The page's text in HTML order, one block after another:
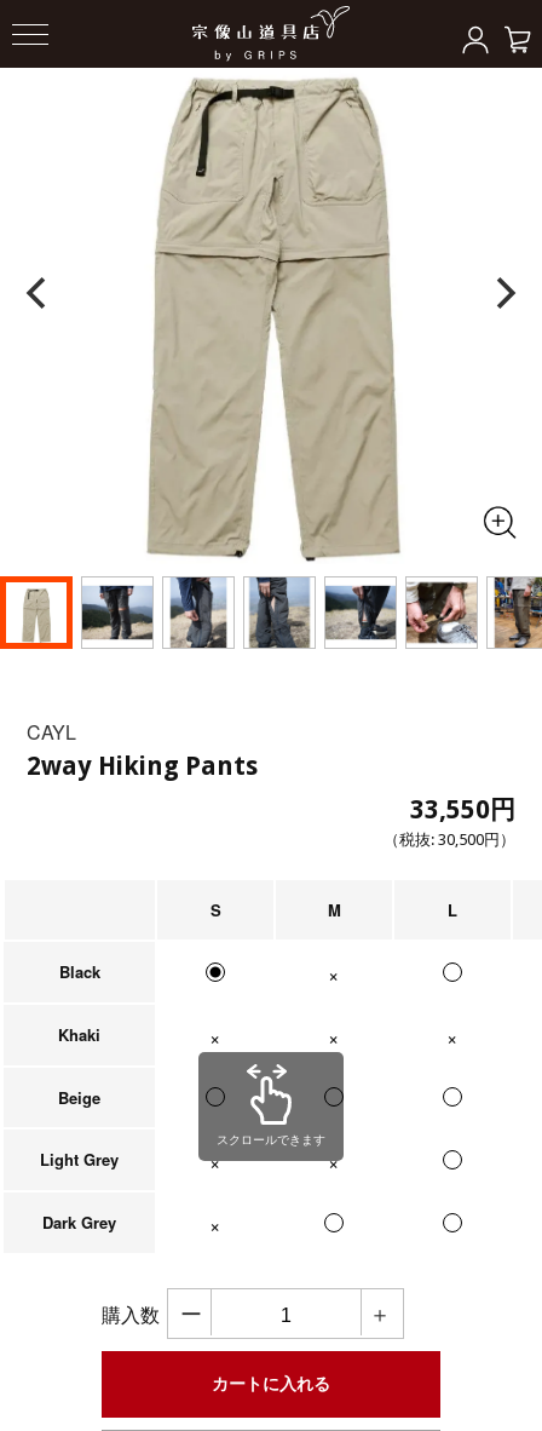
CAYL
2way Hiking Pants
33,550円
（税抜: 30,500円 ）
S M L
Black
Khaki
Beige
Light Grey 在庫なし 在庫なし
Dark Grey
スクロールできます
購入数 ー ＋